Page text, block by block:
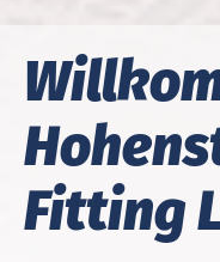
Fitting